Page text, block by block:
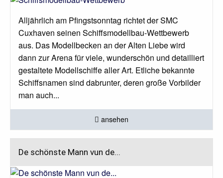
Alljährlich am Pfingstsonntag richtet der SMC
Cuxhaven seinen Schiffsmodellbau-Wettbewerb
aus. Das Modellbecken an der Alten Liebe wird
dann zur Arena für viele, wunderschön und detailliert
gestaltete Modellschiffe aller Art. Etliche bekannte
Schiffsnamen sind dabrunter, deren große Vorbilder
man auch...
ansehen
De schönste Mann vun de...